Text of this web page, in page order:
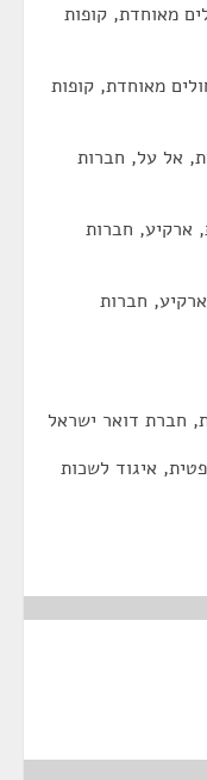
מאוחדת, קופות
מאוחדת, קופות
אל על, חברות
ארקיע, חברות
חברות
חברת דואר ישראל
איגוד לשכות